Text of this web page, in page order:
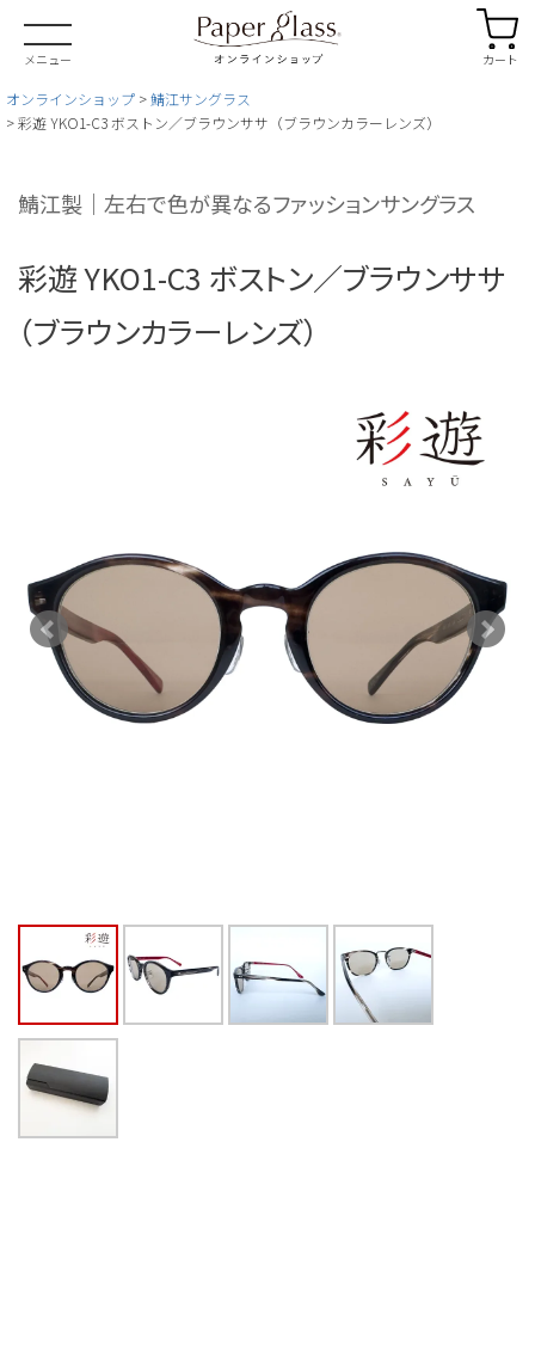
メニュー カート
オンラインショップ
鯖江サングラス
彩遊 YKO1-C3 ボストン／ブラウンササ（ブラウンカラーレンズ）
鯖江製｜左右で色が異なるファッションサングラス
彩遊 YKO1-C3 ボストン／ブラウンササ
（ブラウンカラーレンズ）